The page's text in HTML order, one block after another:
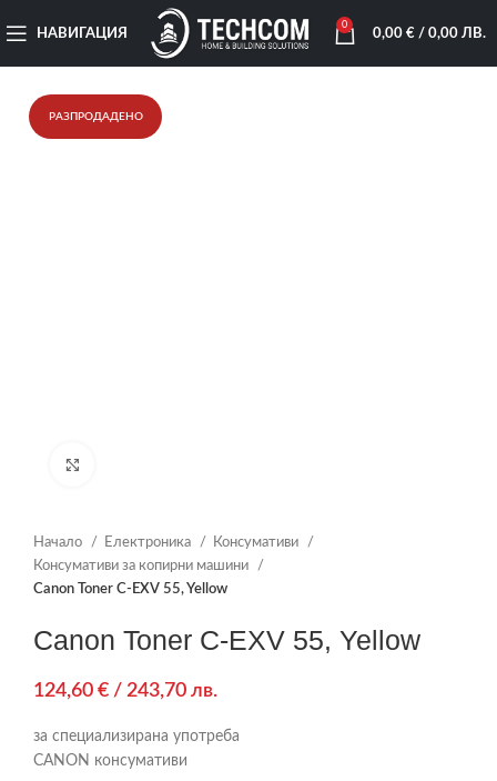
НАВИГАЦИЯ
0
0,00 €/ 0,00 ЛВ.
РАЗПРОДАДЕНО
Начало Електроника
Консумативи
Консумативи за копирни машини
Canon Toner C-EXV 55, Yellow
Canon Toner C-EXV 55, Yellow
124,60 € / 243,70 лв.
за специализирана употреба
CANON консумативи